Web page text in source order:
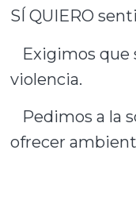
SÍ QUIERO
Exigimos que
violencia.
Pedimos a la
ofrecer